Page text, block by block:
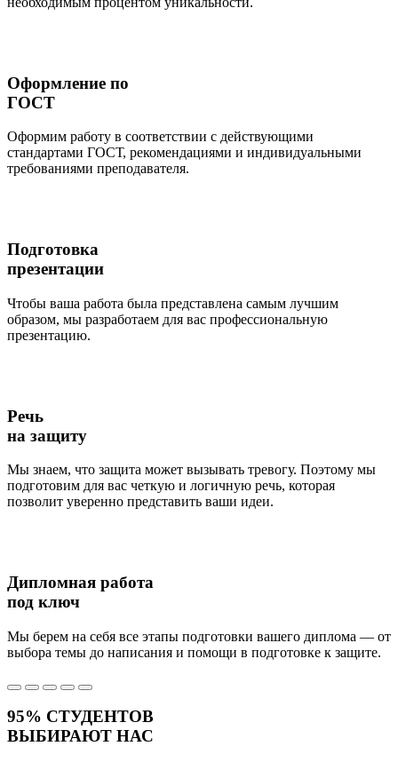
Оформление по
ГОСТ
Оформим работу в соответствии с действующими
стандартами ГОСТ, рекомендациями и индивидуальными
требованиями преподавателя.
Подготовка
презентации
Чтобы ваша работа была представлена самым лучшим
образом, мы разработаем для вас профессиональную
презентацию.
Речь
на защиту
Мы знаем, что защита может вызывать тревогу. Поэтому мы
подготовим для вас четкую и логичную речь, которая
позволит уверенно представить ваши идеи.
Дипломная работа
под ключ
Мы берем на себя все этапы подготовки вашего диплома — от
выбора темы до написания и помощи в подготовке к защите.
95% СТУДЕНТОВ
ВЫБИРАЮТ НАС